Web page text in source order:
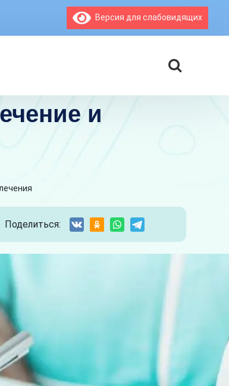
Версия для слабовидящих
и
Поделиться: